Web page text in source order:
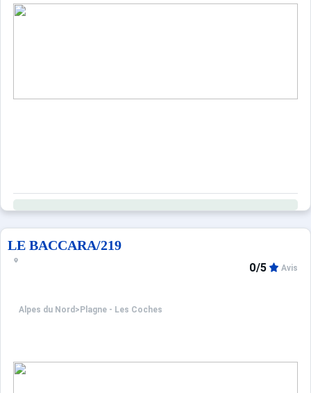
LE BACCARA/219
Alpes du Nord > Plagne - Les Coches
0/5 Avis